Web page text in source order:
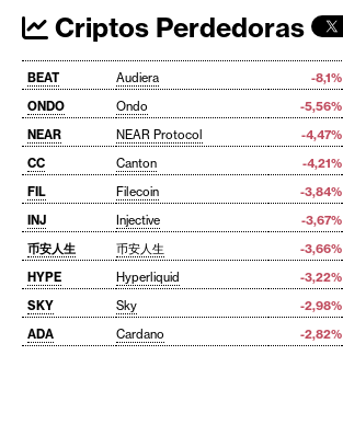
Criptos Perdedoras
BEAT Audiera -8,1%
ONDO
Ondo -5,56%
NEAR
NEAR Protocol -4,47%
CC
Canton -4,21%
FIL
Filecoin -3,84%
INJ
Injective -3,67%
币安人生
币安人生 -3,66%
HYPE
Hyperliquid -3,22%
SKY
Sky -2,98%
ADA
Cardano -2,82%